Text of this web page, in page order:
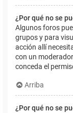
¿Por qué no se
Algunos foros
grupos y para
acción allí
con un
conceda el
Arriba
¿Por qué no se